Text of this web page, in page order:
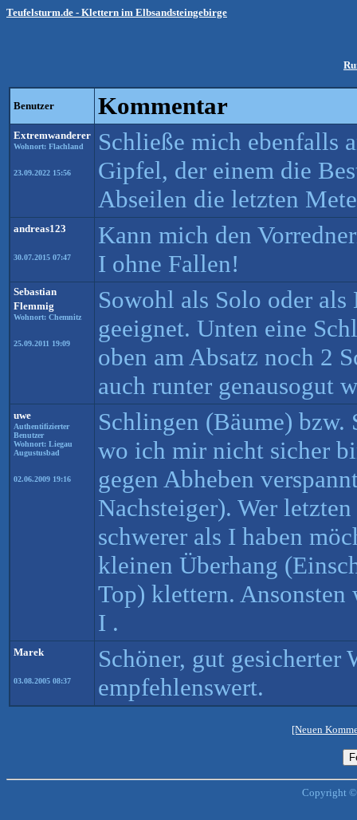
Teufelsturm.de - Klettern im Elbsandsteingebirge
Benutzer Kommentar
Extremwanderer
Wohnort: Flachland
23.09.2022 15:56
Schließe mich ebenfalls
Gipfel, der einem die
Abseilen die letzten
andreas123
30.07.2015 07:47
Kann mich den
I ohne Fallen!
Sebastian
Flemmig
Wohnort: Chemnitz
25.09.2011 19:09
Sowohl als Solo oder als
geeignet. Unten eine
oben am Absatz noch 2
auch runter genausogut
uwe
Authentifizierter
Benutzer
Wohnort: Liegau
Augustusbad
02.06.2009 19:16
Schlingen (Bäume) bzw.
wo ich mir nicht sicher
gegen Abheben
Nachsteiger). Wer
schwerer als I haben
kleinen Überhang
Top) klettern.
I .
Marek
03.08.2005 08:37
Schöner, gut gesicherter
empfehlenswert.
[Neuen
Copyright ©